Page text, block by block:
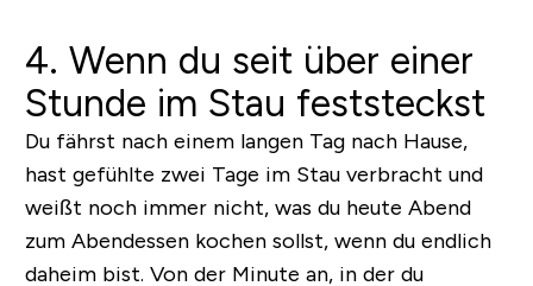
4. Wenn du seit über einer
Stunde im Stau feststeckst
Du fährst nach einem langen Tag nach Hause,
hast gefühlte zwei Tage im Stau verbracht und
weißt noch immer nicht, was du heute Abend
zum Abendessen kochen sollst, wenn du endlich
daheim bist. Von der Minute an, in der du